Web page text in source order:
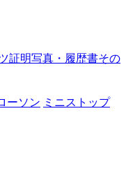
証明写真・履歴書その
ーソン ミニストップ